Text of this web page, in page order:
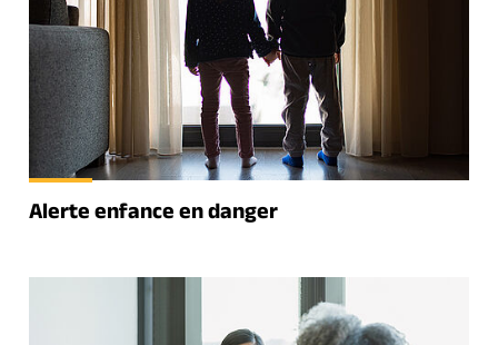
Alerte enfance en danger